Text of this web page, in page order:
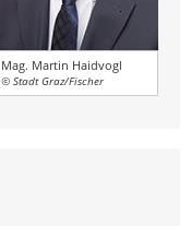
Mag. Martin Haidvogl
© Stadt Graz/Fischer